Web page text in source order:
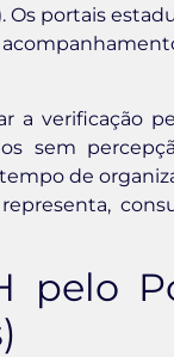
portais
a verificação
sem
de
pelo